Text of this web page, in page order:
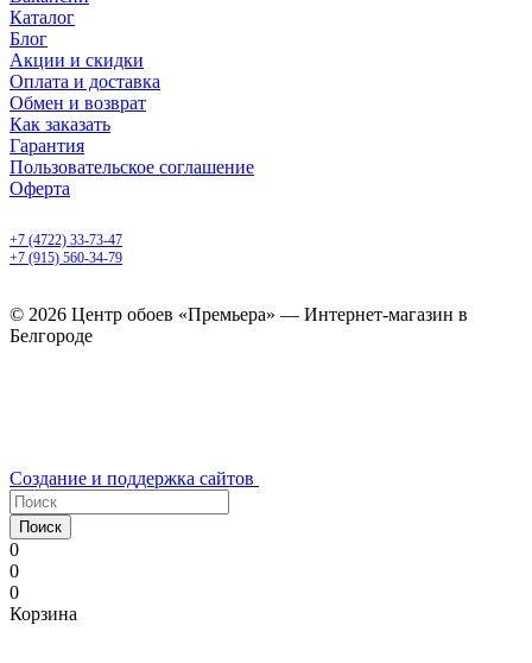
Каталог
Блог
Акции и скидки
Оплата и доставка
Обмен и возврат
Как заказать
Гарантия
Пользовательское соглашение
Оферта
+7 (4722) 33-73-47
+7 (915) 560-34-79
© 2026 Центр обоев «Премьера» — Интернет-магазин в
Белгороде
Создание и поддержка сайтов
Поиск
0
0
0
Корзина